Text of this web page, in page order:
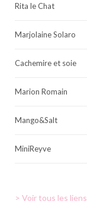
Rita le Chat
Marjolaine Solaro
Cachemire et soie
Marion Romain
Mango&Salt
MiniReyve
> Voir tous les liens